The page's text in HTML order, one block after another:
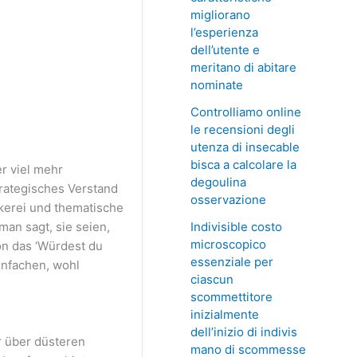
viel mehr
Verstand
und thematische
sagt, sie seien,
das ‘Würdest du
wohl
über düsteren
migliorano
l’esperienza
dell’utente e
meritano di abitare
nominate
Controlliamo online
le recensioni degli
utenza di insecable
bisca a calcolare la
degoulina
osservazione
Indivisible costo
microscopico
essenziale per
ciascun
scommettitore
inizialmente
dell’inizio di indivis
mano di scommesse